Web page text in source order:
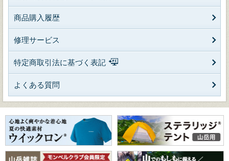
商品購入履歴
修理サービス
特定商取引法に基づく表記
よくある質問